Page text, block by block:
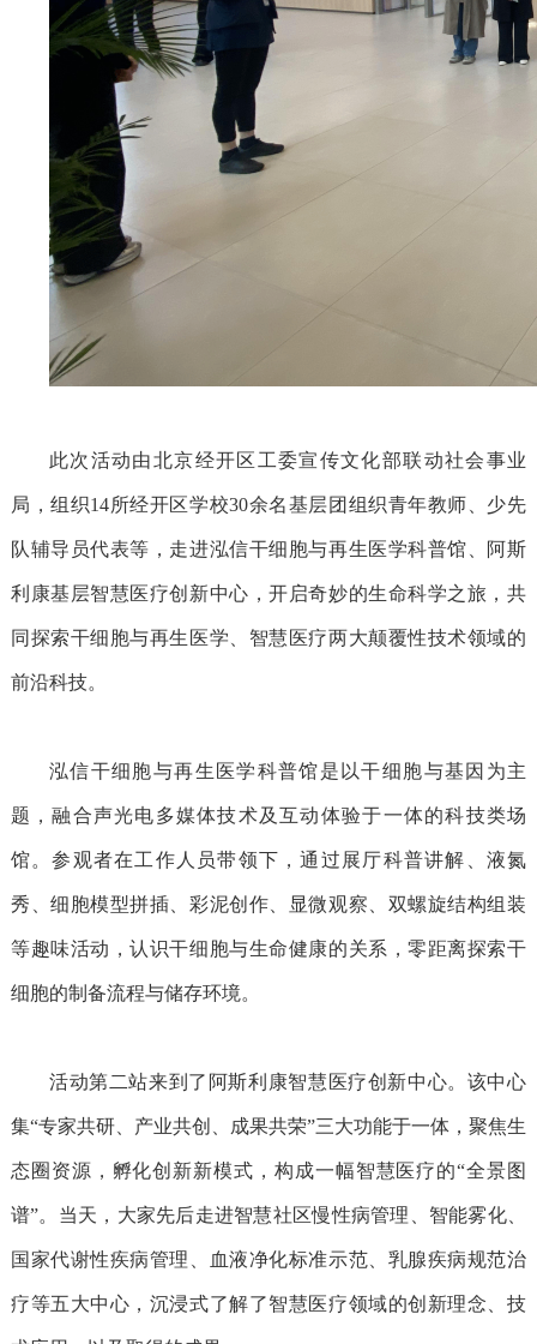
此次活动由北京经开区工委宣传文化部联动社会事业
局，组织14所经开区学校30余名基层团组织青年教师、少先
队辅导员代表等，走进泓信干细胞与再生医学科普馆、阿斯
利康基层智慧医疗创新中心，开启奇妙的生命科学之旅，共
同探索干细胞与再生医学、智慧医疗两大颠覆性技术领域的
前沿科技。
泓信干细胞与再生医学科普馆是以干细胞与基因为主
题，融合声光电多媒体技术及互动体验于一体的科技类场
馆。参观者在工作人员带领下，通过展厅科普讲解、液氮
秀、细胞模型拼插、彩泥创作、显微观察、双螺旋结构组装
等趣味活动，认识干细胞与生命健康的关系，零距离探索干
细胞的制备流程与储存环境。
活动第二站来到了阿斯利康智慧医疗创新中心。该中心
集“专家共研、产业共创、成果共荣”三大功能于一体，聚焦生
态圈资源，孵化创新新模式，构成一幅智慧医疗的“全景图
谱”。当天，大家先后走进智慧社区慢性病管理、智能雾化、
国家代谢性疾病管理、血液净化标准示范、乳腺疾病规范治
疗等五大中心，沉浸式了解了智慧医疗领域的创新理念、技